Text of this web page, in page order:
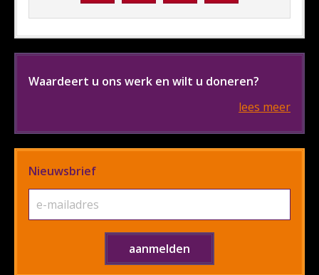
Waardeert u ons werk en wilt u doneren?
lees meer
Nieuwsbrief